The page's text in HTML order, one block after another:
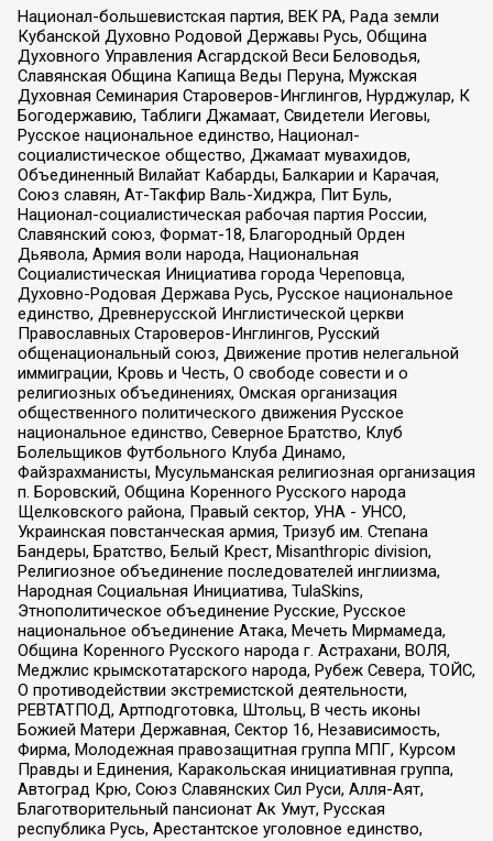
Национал-большевистская партия, ВЕК РА, Рада земли
Кубанской Духовно Родовой Державы Русь, Община
Духовного Управления Асгардской Веси Беловодья,
Славянская Община Капища Веды Перуна, Мужская
Духовная Семинария Староверов-Инглингов, Нурджулар, К
Богодержавию, Таблиги Джамаат, Свидетели Иеговы,
Русское национальное единство, Национал-
социалистическое общество, Джамаат мувахидов,
Объединенный Вилайат Кабарды, Балкарии и Карачая,
Союз славян, Ат-Такфир Валь-Хиджра, Пит Буль,
Национал-социалистическая рабочая партия России,
Славянский союз, Формат-18, Благородный Орден
Дьявола, Армия воли народа, Национальная
Социалистическая Инициатива города Череповца,
Духовно-Родовая Держава Русь, Русское национальное
единство, Древнерусской Инглистической церкви
Православных Староверов-Инглингов, Русский
общенациональный союз, Движение против нелегальной
иммиграции, Кровь и Честь, О свободе совести и о
религиозных объединениях, Омская организация
общественного политического движения Русское
национальное единство, Северное Братство, Клуб
Болельщиков Футбольного Клуба Динамо,
Файзрахманисты, Мусульманская религиозная организация
п. Боровский, Община Коренного Русского народа
Щелковского района, Правый сектор, УНА - УНСО,
Украинская повстанческая армия, Тризуб им. Степана
Бандеры, Братство, Белый Крест, Misanthropic division,
Религиозное объединение последователей инглиизма,
Народная Социальная Инициатива, TulaSkins,
Этнополитическое объединение Русские, Русское
национальное объединение Атака, Мечеть Мирмамеда,
Община Коренного Русского народа г. Астрахани, ВОЛЯ,
Меджлис крымскотатарского народа, Рубеж Севера, ТОЙС,
О противодействии экстремистской деятельности,
РЕВТАТПОД, Артподготовка, Штольц, В честь иконы
Божией Матери Державная, Сектор 16, Независимость,
Фирма, Молодежная правозащитная группа МПГ, Курсом
Правды и Единения, Каракольская инициативная группа,
Автоград Крю, Союз Славянских Сил Руси, Алля-Аят,
Благотворительный пансионат Ак Умут, Русская
республика Русь, Арестантское уголовное единство,